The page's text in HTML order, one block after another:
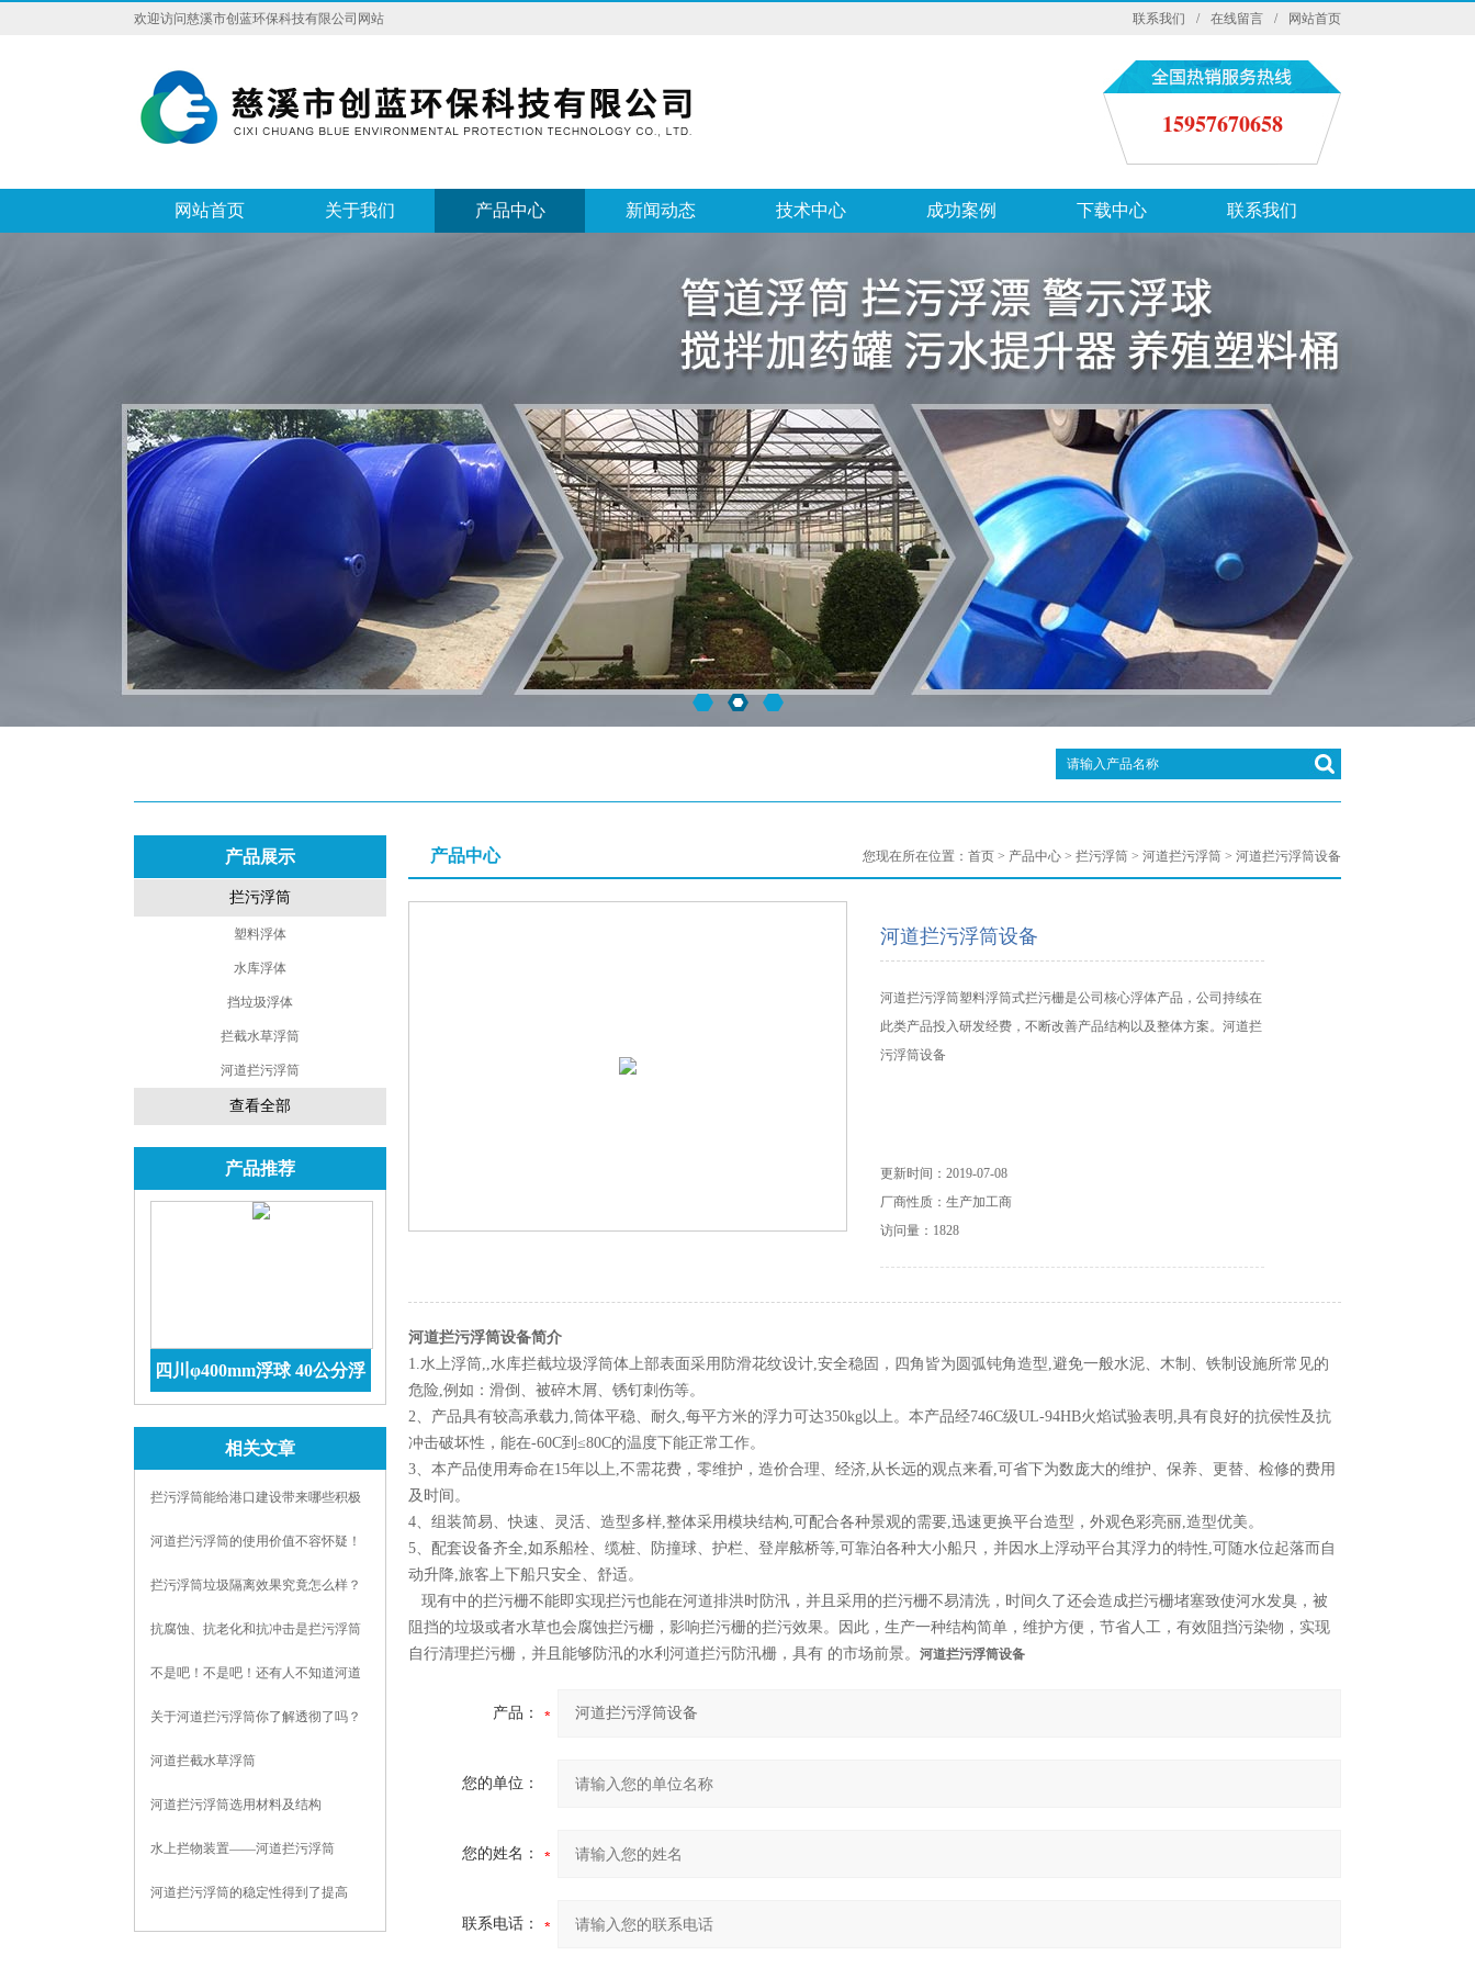
欢迎访问慈溪市创蓝环保科技有限公司网站 联系我们 / 在线留言 / 网站首页
15957670658
网站首页 关于我们 产品中心 新闻动态 技术中心 成功案例 下载中心 联系我们
产品展示
拦污浮筒
塑料浮体
水库浮体
挡垃圾浮体
拦截水草浮筒
河道拦污浮筒
查看全部
产品推荐
四川φ400mm浮球 40公分浮
相关文章
拦污浮筒能给港口建设带来哪些积极
河道拦污浮筒的使用价值不容怀疑！
拦污浮筒垃圾隔离效果究竟怎么样？
抗腐蚀、抗老化和抗冲击是拦污浮筒
不是吧！不是吧！还有人不知道河道
关于河道拦污浮筒你了解透彻了吗？
河道拦截水草浮筒
河道拦污浮筒选用材料及结构
水上拦物装置——河道拦污浮筒
河道拦污浮筒的稳定性得到了提高
产品中心 您现在所在位置： 首页 > 产品中心 > 拦污浮筒 > 河道拦污浮筒 > 河道拦污浮筒设备
河道拦污浮筒设备
河道拦污浮筒塑料浮筒式拦污栅是公司核心浮体产品，公司持续在
此类产品投入研发经费，不断改善产品结构以及整体方案。河道拦
污浮筒设备
更新时间：2019-07-08
厂商性质：生产加工商
访问量：1828
河道拦污浮筒设备简介
1.水上浮筒,,水库拦截垃圾浮筒体上部表面采用防滑花纹设计,安全稳固，四角皆为圆弧钝角造型,避免一般水泥、木制、铁制设施所常见的
危险,例如：滑倒、被碎木屑、锈钉刺伤等。
2、产品具有较高承载力,筒体平稳、耐久,每平方米的浮力可达350kg以上。本产品经746C级UL-94HB火焰试验表明,具有良好的抗侯性及抗
冲击破坏性，能在-60C到≤80C的温度下能正常工作。
3、本产品使用寿命在15年以上,不需花费，零维护，造价合理、经济,从长远的观点来看,可省下为数庞大的维护、保养、更替、检修的费用
及时间。
4、组装简易、快速、灵活、造型多样,整体采用模块结构,可配合各种景观的需要,迅速更换平台造型，外观色彩亮丽,造型优美。
5、配套设备齐全,如系船栓、缆桩、防撞球、护栏、登岸舷桥等,可靠泊各种大小船只，并因水上浮动平台其浮力的特性,可随水位起落而自
动升降,旅客上下船只安全、舒适。
现有中的拦污栅不能即实现拦污也能在河道排洪时防汛，并且采用的拦污栅不易清洗，时间久了还会造成拦污栅堵塞致使河水发臭，被
阻挡的垃圾或者水草也会腐蚀拦污栅，影响拦污栅的拦污效果。因此，生产一种结构简单，维护方便，节省人工，有效阻挡污染物，实现
自行清理拦污栅，并且能够防汛的水利河道拦污防汛栅，具有 的市场前景。 河道拦污浮筒设备
产品：
您的单位：
您的姓名：
联系电话：